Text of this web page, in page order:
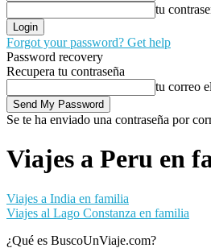
tu
Forgot your password? Get help
Password recovery
Recupera tu contraseña
tu correo
Se te ha enviado una contraseña por
Viajes a Peru en
Viajes a India en familia
Viajes al Lago Constanza en familia
¿Qué es BuscoUnViaje.com?